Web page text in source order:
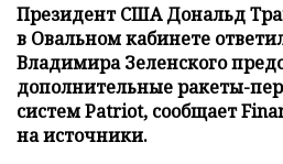
Президент США Дональд
в Овальном кабинете
Владимира Зеленского
дополнительные ракеты-
систем Patriot, сообщает
на источники.